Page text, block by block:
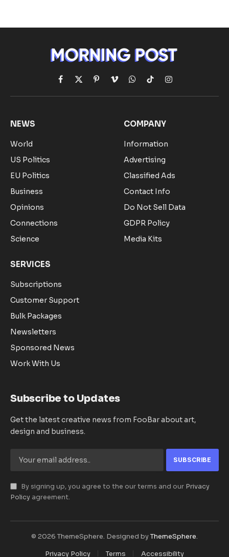
Facebook
X
(Twitter)
Pinterest
VimeoWhatsApp
TikTokInstagram
NEWS
World
US Politics
EU Politics
Business
Opinions
Connections
Science
COMPANY
Information
Advertising
Classified Ads
Contact Info
Do Not Sell Data
GDPR Policy
Media Kits
SERVICES
Subscriptions
Customer Support
Bulk Packages
Newsletters
Sponsored News
Work With Us
Subscribe to Updates
Get the latest creative news from FooBar about art,
design and business.
By signing up, you agree to the our terms and our Privacy
Policy agreement.
© 2026 ThemeSphere. Designed byThemeSphere.
Privacy Policy
Terms Accessibility